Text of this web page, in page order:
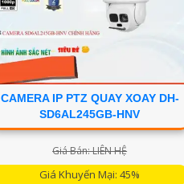
CAMERA IP PTZ QUAY XOAY DH-
SD6AL245GB-HNV
Giá Bán: LIÊN HỆ
Giá Khuyến Mại: 45%